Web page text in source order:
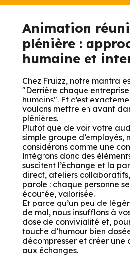
Animation
plénière :
humaine et
Chez Fruizz, notre mantra
"Derrière chaque
humains". Et c’est
voulons mettre en avant
plénières.
Plutôt que de voir votre
simple groupe d’employés,
considérons comme une
intégrons donc des
suscitent l’échange et la
direct, ateliers
parole : chaque personne
écoutée, valorisée.
Et parce qu’un peu de
de mal, nous insufflons à
dose de convivialité et,
touche d’humour bien
décompresser et créer une
aux échanges.